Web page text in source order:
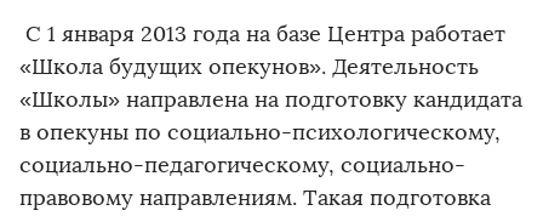
С 1 января 2013 года на базе Центра работает
«Школа будущих опекунов». Деятельность
«Школы» направлена на подготовку кандидата
в опекуны по социально-психологическому,
социально-педагогическому, социально-
правовому направлениям. Такая подготовка